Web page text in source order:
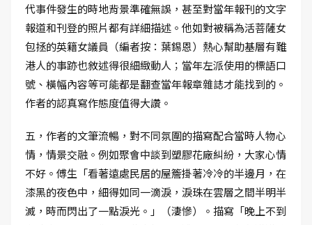
代事件發生的時地背景準確無誤，甚至對當年報刊的文字
報道和刊登的照片都有詳細描述。他如對被稱為活菩薩女
包拯的英籍女議員（編者按：葉錫恩）熱心幫助基層有難
港人的事跡也敘述得很細緻動人；當年左派使用的標語口
號、橫幅內容等可能都是翻查當年報章雜誌才能找到的。
作者的認真寫作態度值得大讚。
五，作者的文筆流暢，對不同氛圍的描寫配合當時人物心
情，情景交融。例如聚會中談到塑膠花廠糾紛，大家心情
不好。傅生「看著遠處民居的屋簷掛著冷冷的半邊月，在
漆黑的夜色中，細得如同一滴淚，淚珠在雲層之間半明半
滅，時而閃出了一點淚光。」（淒慘）。描寫「晚上不到